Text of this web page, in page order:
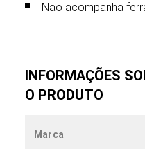
Não acompanha
INFORMAÇÕES
O PRODUTO
Marca